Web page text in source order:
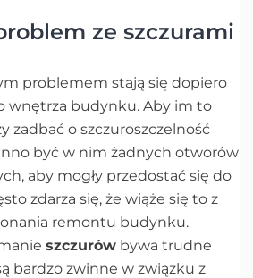
ze szczurami
problemem stają się dopiero
wnętrza budynku. Aby im to
zadbać o szczuroszczelność
być w nim żadnych otworów
aby mogły przedostać się do
zdarza się, że wiąże się to z
remontu budynku.
szczurów bywa trudne
bardzo zwinne w związku z